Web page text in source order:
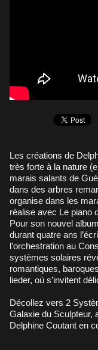
Les créations de Delphine Coutant sont nourries d’une relation
très forte à la nature
marais salants de
dans des arbres
organise dans les
réalise avec Le piano
Pour son nouvel
durant quatre ans
l’orchestration au
systèmes solaires
romantiques,
lieder, où s’invitent
Décollez vers 2
Galaxie du Sculpteur,
Delphine Coutant en